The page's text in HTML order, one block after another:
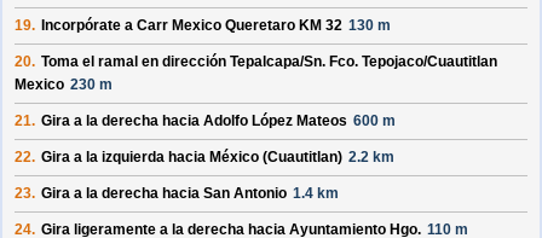
19. Incorpórate a Carr Mexico Queretaro KM 32 130 m
20. Toma el ramal en dirección Tepalcapa/Sn. Fco. Tepojaco/Cuautitlan
Mexico 230 m
21. Gira a la derecha hacia Adolfo López Mateos 600 m
22. Gira a la izquierda hacia México (Cuautitlan) 2.2 km
23. Gira a la derecha hacia San Antonio 1.4 km
24. Gira ligeramente a la derecha hacia Ayuntamiento Hgo. 110 m